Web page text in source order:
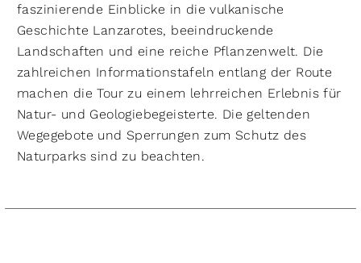
faszinierende Einblicke in die vulkanische
Geschichte Lanzarotes, beeindruckende
Landschaften und eine reiche Pflanzenwelt. Die
zahlreichen Informationstafeln entlang der Route
machen die Tour zu einem lehrreichen Erlebnis für
Natur- und Geologiebegeisterte. Die geltenden
Wegegebote und Sperrungen zum Schutz des
Naturparks sind zu beachten.